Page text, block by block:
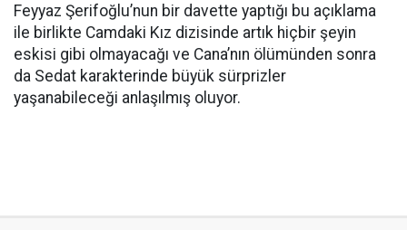
Feyyaz Şerifoğlu’nun bir davette yaptığı bu açıklama
ile birlikte Camdaki Kız dizisinde artık hiçbir şeyin
eskisi gibi olmayacağı ve Cana’nın ölümünden sonra
da Sedat karakterinde büyük sürprizler
yaşanabileceği anlaşılmış oluyor.